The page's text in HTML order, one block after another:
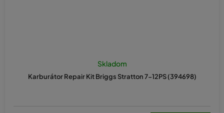
Karburátor Repair Kit Briggs Stratton 7-12PS (394698)
Skladom